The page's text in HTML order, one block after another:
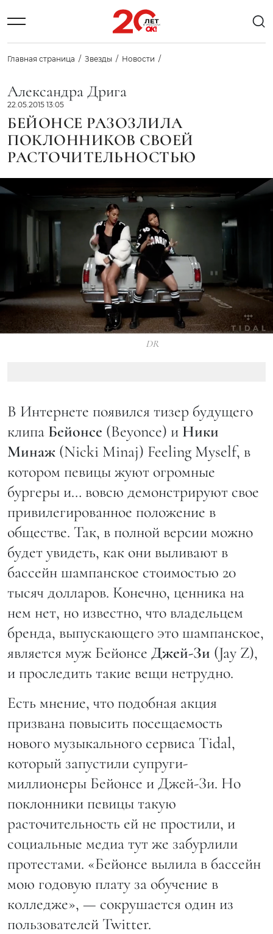
Главная страница Звезды Новости
Александра Дрига
22.05.2015 13:05
БЕЙОНСЕ РАЗОЗЛИЛА
ПОКЛОННИКОВ СВОЕЙ
РАСТОЧИТЕЛЬНОСТЬЮ
DR
В Интернете появился тизер будущего
клипа Бейонсе (Beyonce) и Ники
Минаж (Nicki Minaj) Feeling Myself, в
котором певицы жуют огромные
бургеры и… вовсю демонстрируют свое
привилегированное положение в
обществе. Так, в полной версии можно
будет увидеть, как они выливают в
бассейн шампанское стоимостью 20
тысяч долларов. Конечно, ценника на
нем нет, но известно, что владельцем
бренда, выпускающего это шампанское,
является муж Бейонсе Джей-Зи (Jay Z),
и проследить такие вещи нетрудно.
Есть мнение, что подобная акция
призвана повысить посещаемость
нового музыкального сервиса Tidal,
который запустили супруги-
миллионеры Бейонсе и Джей-Зи. Но
поклонники певицы такую
расточительность ей не простили, и
социальные медиа тут же забурлили
протестами. «Бейонсе вылила в бассейн
мою годовую плату за обучение в
колледже», — сокрушается один из
пользователей Twitter.